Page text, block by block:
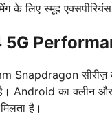
के लिए स्मूद
Snapdragon सीरीज़
Android का क्लीन और
है।